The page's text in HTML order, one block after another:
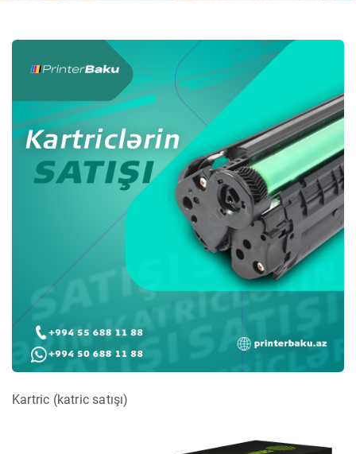
Kartric (katric satışı)